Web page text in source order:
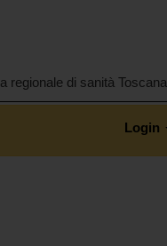
regionale di sanità Toscana
Login